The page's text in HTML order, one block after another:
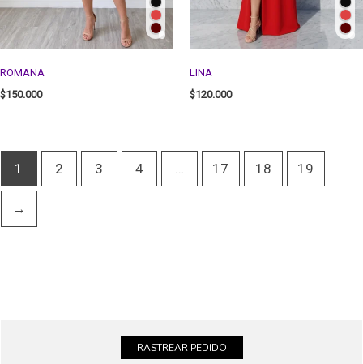
ROMANA
$150.000
LINA
$120.000
1 2 3 4 17 18 19
→
RASTREAR PEDIDO